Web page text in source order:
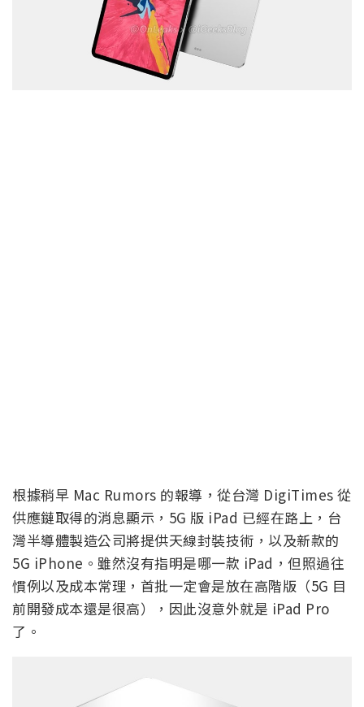
根據稍早 Mac Rumors 的報導，從台灣 DigiTimes 從
供應鏈取得的消息顯示，5G 版 iPad 已經在路上，台
灣半導體製造公司將提供天線封裝技術，以及新款的
5G iPhone。雖然沒有指明是哪一款 iPad，但照過往
慣例以及成本常理，首批一定會是放在高階版（5G 目
前開發成本還是很高），因此沒意外就是 iPad Pro
了。